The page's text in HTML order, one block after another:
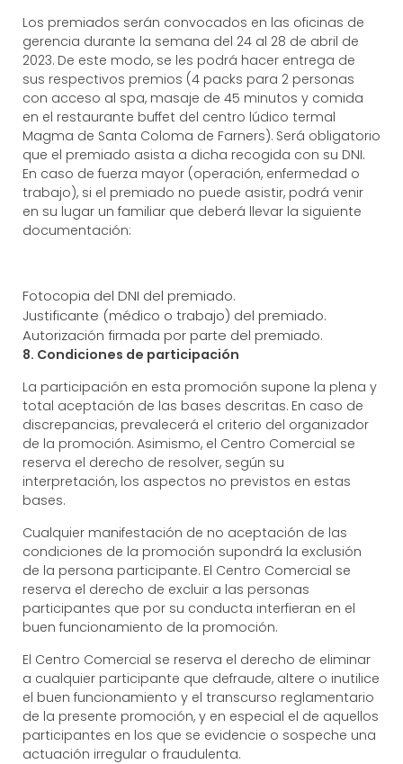
Los premiados serán convocados en las oficinas de
gerencia durante la semana del 24 al 28 de abril de
2023. De este modo, se les podrá hacer entrega de
sus respectivos premios (4 packs para 2 personas
con acceso al spa, masaje de 45 minutos y comida
en el restaurante buffet del centro lúdico termal
Magma de Santa Coloma de Farners). Será obligatorio
que el premiado asista a dicha recogida con su DNI.
En caso de fuerza mayor (operación, enfermedad o
trabajo), si el premiado no puede asistir, podrá venir
en su lugar un familiar que deberá llevar la siguiente
documentación:
Fotocopia del DNI del premiado.
Justificante (médico o trabajo) del premiado.
Autorización firmada por parte del premiado.
8. Condiciones de participación
La participación en esta promoción supone la plena y
total aceptación de las bases descritas. En caso de
discrepancias, prevalecerá el criterio del organizador
de la promoción. Asimismo, el Centro Comercial se
reserva el derecho de resolver, según su
interpretación, los aspectos no previstos en estas
bases.
Cualquier manifestación de no aceptación de las
condiciones de la promoción supondrá la exclusión
de la persona participante. El Centro Comercial se
reserva el derecho de excluir a las personas
participantes que por su conducta interfieran en el
buen funcionamiento de la promoción.
El Centro Comercial se reserva el derecho de eliminar
a cualquier participante que defraude, altere o inutilice
el buen funcionamiento y el transcurso reglamentario
de la presente promoción, y en especial el de aquellos
participantes en los que se evidencie o sospeche una
actuación irregular o fraudulenta.